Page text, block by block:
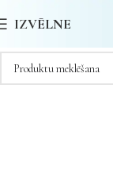
IZVĒLNE